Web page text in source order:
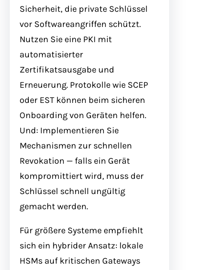
Sicherheit, die private Schlüssel
vor Softwareangriffen schützt.
Nutzen Sie eine PKI mit
automatisierter
Zertifikatsausgabe und
Erneuerung. Protokolle wie SCEP
oder EST können beim sicheren
Onboarding von Geräten helfen.
Und: Implementieren Sie
Mechanismen zur schnellen
Revokation — falls ein Gerät
kompromittiert wird, muss der
Schlüssel schnell ungültig
gemacht werden.
Für größere Systeme empfiehlt
sich ein hybrider Ansatz: lokale
HSMs auf kritischen Gateways